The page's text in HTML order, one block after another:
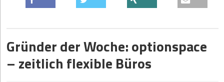
Gründer der Woche: optionspace
– zeitlich flexible Büros